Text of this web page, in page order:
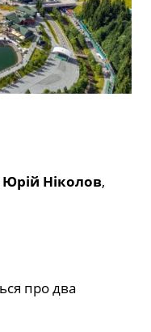
Юрій Ніколов,
про два